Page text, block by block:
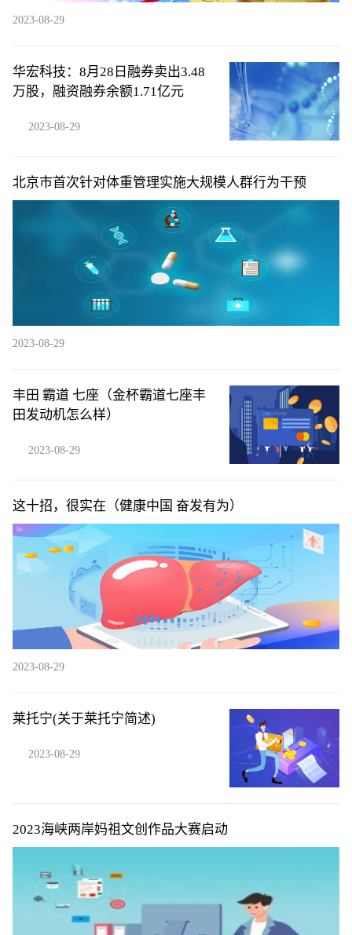
2023-08-29
华宏科技：8月28日融券卖出3.48
万股，融资融券余额1.71亿元
2023-08-29
北京市首次针对体重管理实施大规模人群行为干预
2023-08-29
丰田 霸道 七座（金杯霸道七座丰
田发动机怎么样）
2023-08-29
这十招，很实在（健康中国 奋发有为）
2023-08-29
莱托宁(关于莱托宁简述)
2023-08-29
2023海峡两岸妈祖文创作品大赛启动